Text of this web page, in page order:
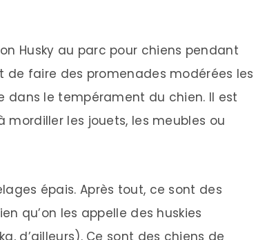
Husky au parc pour chiens pendant
de faire des promenades modérées les
le tempérament du chien. Il est
les jouets, les meubles ou
épais. Après tout, ce sont des
qu’on les appelle des huskies
d’ailleurs). Ce sont des chiens de